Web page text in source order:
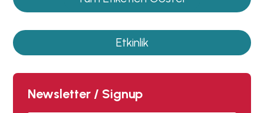
Etkinlik
Newsletter / Signup